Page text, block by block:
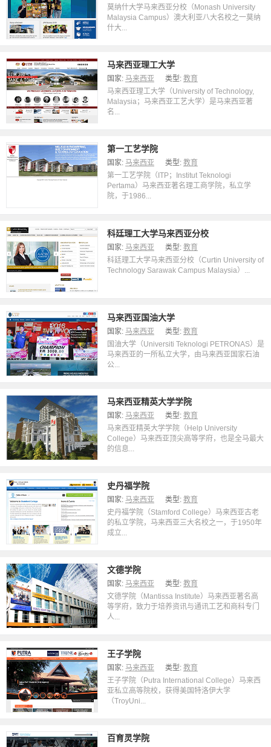
莫纳什大学马来西亚分校（Monash University
Malaysia Campus）澳大利亚八大名校之一莫纳
什大...
马来西亚理工大学
国家: 马来西亚 类型: 教育
马来西亚理工大学（University of Technology,
Malaysia；马来西亚工艺大学）是马来西亚著
名...
第一工艺学院
国家: 马来西亚 类型: 教育
第一工艺学院（ITP；Institut Teknologi
Pertama）马来西亚著名理工商学院，私立学
院，于1986...
科廷理工大学马来西亚分校
国家: 马来西亚 类型: 教育
科廷理工大学马来西亚分校（Curtin University of
Technology Sarawak Campus Malaysia）...
马来西亚国油大学
国家: 马来西亚 类型: 教育
国油大学（Universiti Teknologi PETRONAS）是
马来西亚的一所私立大学，由马来西亚国家石油
公...
马来西亚精英大学学院
国家: 马来西亚 类型: 教育
马来西亚精英大学学院（Help University
College）马来西亚顶尖高等学府，也是全马最大
的信息...
史丹福学院
国家: 马来西亚 类型: 教育
史丹福学院（Stamford College）马来西亚古老
的私立学院，马来西亚三大名校之一，于1950年
成立...
文德学院
国家: 马来西亚 类型: 教育
文德学院（Mantissa Institute）马来西亚著名高
等学府，致力于培养资讯与通讯工艺和商科专门
人...
王子学院
国家: 马来西亚 类型: 教育
王子学院（Putra International College）马来西
亚私立高等院校，获得美国特洛伊大学
（TroyUni...
百育灵学院